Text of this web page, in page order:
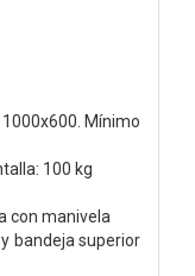
Mínimo
100 kg
con manivela
bandeja superior